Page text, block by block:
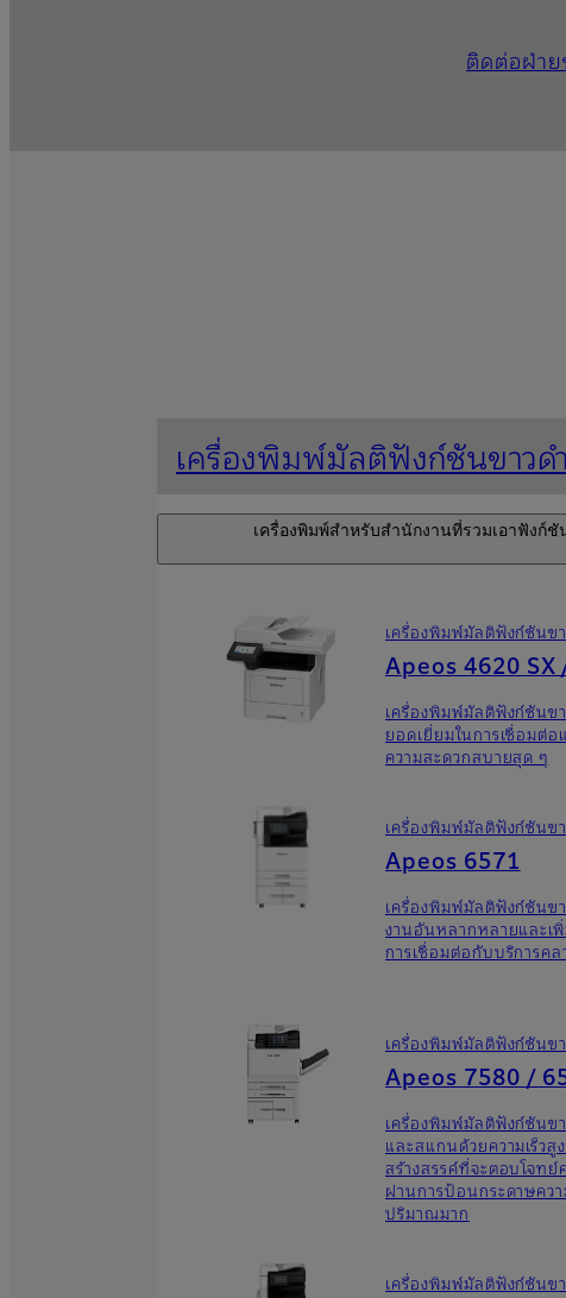
ติดต่อฝ่าย
เครื่องพิมพ์มัลติฟังก์ชันขาวดำ
เครื่องพิมพ์สำหรับสํานักงานที่รวมเอาฟังก์
เครื่องพิมพ์มัลติฟังก์ชันข
Apeos 4620
เครื่องพิมพ์มัลติฟังก์ชัน
ยอดเยี่ยมในการเชื่อมต่
ความสะดวกสบายสุด ๆ
เครื่องพิมพ์มัลติฟังก์ชันข
Apeos 6571
เครื่องพิมพ์มัลติฟังก์ชันข
งานอันหลากหลายและเ
การเชื่อมต่อกับบริการคล
เครื่องพิมพ์มัลติฟังก์ชันข
Apeos 7580 /
เครื่องพิมพ์มัลติฟังก์ชันข
และสแกนด้วยความเร็วสู
สร้างสรรค์ที่จะตอบโจท
ผ่านการป้อนกระดาษคว
ปริมาณมาก
เครื่องพิมพ์มัลติฟังก์ชันข